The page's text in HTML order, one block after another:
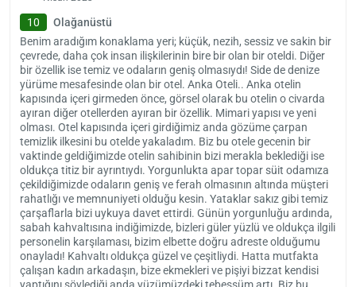
10
Olağanüstü
Benim aradığım konaklama yeri; küçük, nezih, sessiz ve sakin bir
çevrede, daha çok insan ilişkilerinin bire bir olan bir oteldi. Diğer
bir özellik ise temiz ve odaların geniş olmasıydı! Side de denize
yürüme mesafesinde olan bir otel. Anka Oteli.. Anka otelin
kapısında içeri girmeden önce, görsel olarak bu otelin o civarda
ayıran diğer otellerden ayıran bir özellik. Mimari yapısı ve yeni
olması. Otel kapısında içeri girdiğimiz anda gözüme çarpan
temizlik ilkesini bu otelde yakaladım. Biz bu otele gecenin bir
vaktinde geldiğimizde otelin sahibinin bizi merakla beklediği ise
oldukça titiz bir ayrıntıydı. Yorgunlukta apar topar süit odamıza
çekildiğimizde odaların geniş ve ferah olmasının altında müşteri
rahatlığı ve memnuniyeti olduğu kesin. Yataklar sakız gibi temiz
çarşaflarla bizi uykuya davet ettirdi. Günün yorgunluğu ardında,
sabah kahvaltısına indiğimizde, bizleri güler yüzlü ve oldukça ilgili
personelin karşılaması, bizim elbette doğru adreste olduğumu
onayladı! Kahvaltı oldukça güzel ve çeşitliydi. Hatta mutfakta
çalışan kadın arkadaşın, bize ekmekleri ve pişiyi bizzat kendisi